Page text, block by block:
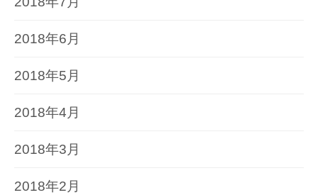
2018年6月
2018年5月
2018年4月
2018年3月
2018年2月